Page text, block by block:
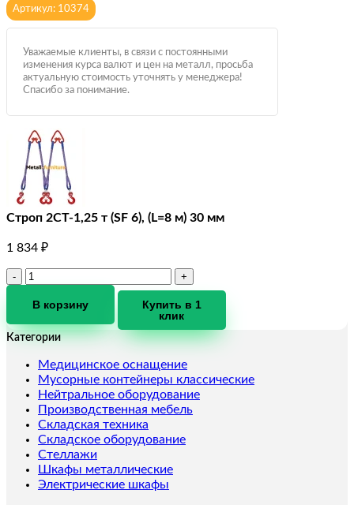
Артикул: 10374
Уважаемые клиенты, в связи с постоянными
изменения курса валют и цен на металл, просьба
актуальную стоимость уточнять у менеджера!
Спасибо за понимание.
Строп 2СТ-1,25 т (SF 6), (L=8 м) 30 мм
1 834 ₽
Количество
Строп
т
6),
(L=8
м)
30
мм
В корзину
Купить в 1
клик
Категории
Медицинское оснащение
Мусорные контейнеры классические
Нейтральное оборудование
Производственная мебель
Складская техника
Складское оборудование
Стеллажи
Шкафы металлические
Электрические шкафы